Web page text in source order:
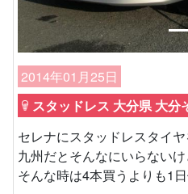
2014年01月25日
スタッドレス 大分県 大分
セレナにスタッドレスタイ
九州だとそんなにいらない
そんな時は4本買うよりも1